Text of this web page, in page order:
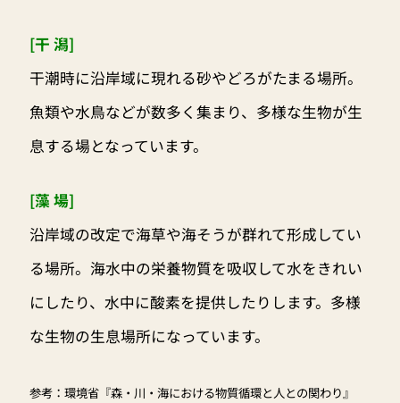
[干 潟]
干潮時に沿岸域に現れる砂やどろがたまる場所。
魚類や水鳥などが数多く集まり、多様な生物が生
息する場となっています。
[藻 場]
沿岸域の改定で海草や海そうが群れて形成してい
る場所。海水中の栄養物質を吸収して水をきれい
にしたり、水中に酸素を提供したりします。多様
な生物の生息場所になっています。
参考：環境省『森・川・海における物質循環と人との関わり』